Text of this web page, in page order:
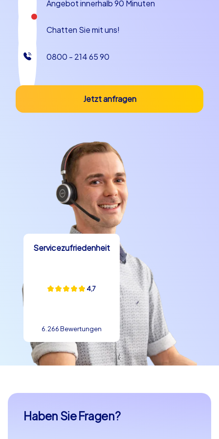
Servicezufriedenheit
4,7
6.266 Bewertungen
Angebot innerhalb 90 Minuten
Chatten Sie mit uns!
0800 - 214 65 90
Jetzt anfragen
Haben Sie Fragen?